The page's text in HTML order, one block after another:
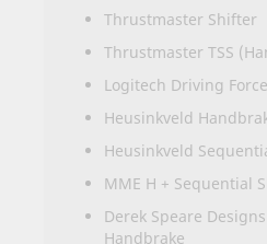
Thrustmaster Shifter
Thrustmaster TSS
Logitech Driving
Heusinkveld
Heusinkveld
MME H + Sequential
Derek Speare
Handbrake